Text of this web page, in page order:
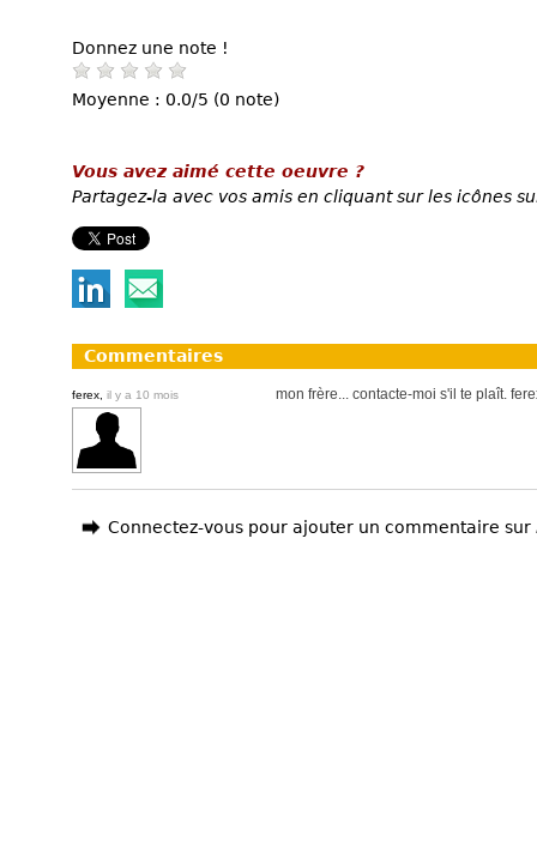
Donnez une note !
Moyenne : 0.0/5 (0 note)
Vous avez aimé cette oeuvre ?
Partagez-la avec vos amis en cliquant sur les icônes
Commentaires
ferex, il y a 10 mois mon frère... contacte-moi s'il te plaît.
Connectez-vous pour ajouter un commentaire sur